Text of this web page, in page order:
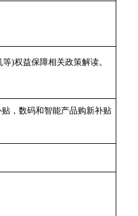
)权益保障相关政策解读。
，数码和智能产品购新补贴